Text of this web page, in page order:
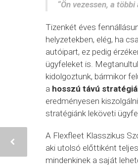
“Ön vezessen, a
Tizenkét éves
helyzetekben, elég, ha
autóipart, ez pedig
ügyfeleket is.
kidolgoztunk, bármikor
a hosszú távú
eredményesen
stratégiánk leköveti
A Flexfleet Klasszikus
aki utolsó előttiként
mindenkinek a saját